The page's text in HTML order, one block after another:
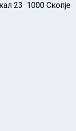
23 1000 Скопје